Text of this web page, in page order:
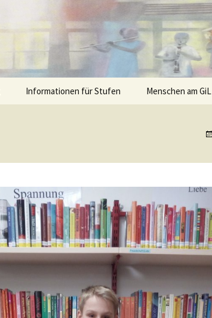
Informationen für Stufen Menschen am GiL